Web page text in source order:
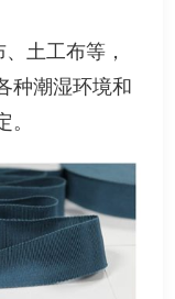
土工布等，
种潮湿环境和